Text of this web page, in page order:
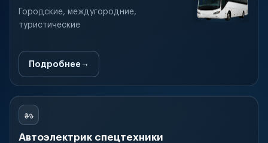
Городские, междугородние,
туристические
Подробнее
Автоэлектрик спецтехники